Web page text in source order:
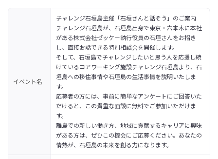
イベント名
チャレンジ石垣島主催「石垣さんと話そう」のご案内
チャレンジ石垣島が、石垣島出身で東京・六本木に本社
がある株式会社ゼッケー執行役員の石垣さんをお招き
し、直接お話できる特別相談会を開催します。
そして、石垣島でチャレンジしたいと思う人を応援し続
けているコアワーキング施設チャレンジ石垣島より、石
垣島への移住事情や石垣島の生活事情を説明いたしま
す。
応募者の方には、事前に簡単なアンケートにご回答いた
だけると、この貴重な面談に無料でご参加いただけま
す。
離島での新しい働き方、地域に貢献するキャリアに興味
がある方は、ぜひこの機会にご応募ください。あなたの
情熱が、石垣島の未来を創る力になります。